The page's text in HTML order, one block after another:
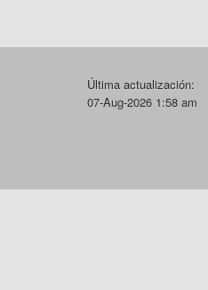
Última actualización:
07-Aug-2026 1:58 am